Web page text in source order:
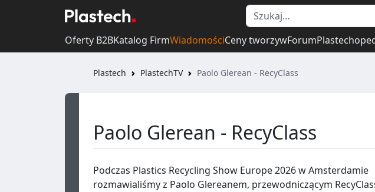
Oferty B2BKatalog FirmWiadomościCeny tworzywForum
Plastech PlastechTV Paolo Glerean - RecyClass
Paolo Glerean - RecyClass
Podczas Plastics Recycling Show Europe 2026 w Amsterdamie
rozmawialiśmy z Paolo Glereanem, przewodniczącym